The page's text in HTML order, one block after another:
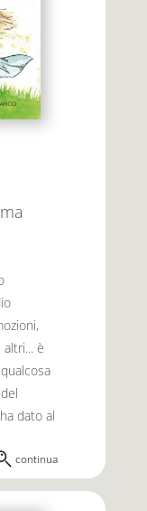
è
dato al
continua